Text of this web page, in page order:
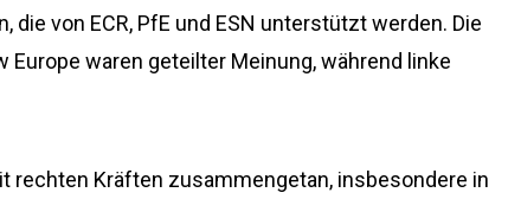
von ECR, PfE und ESN unterstützt werden. Die
Europe waren geteilter Meinung, während linke
rechten Kräften zusammengetan, insbesondere in